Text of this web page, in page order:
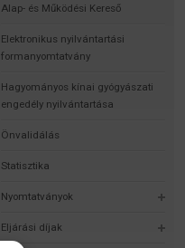
Alap- és Működési Kereső
Elektronikus nyilvántartási
formanyomtatvány
Hagyományos kínai gyógyászati
engedély nyilvántartása
Önvalidálás
Statisztika
Nyomtatványok
Eljárási díjak